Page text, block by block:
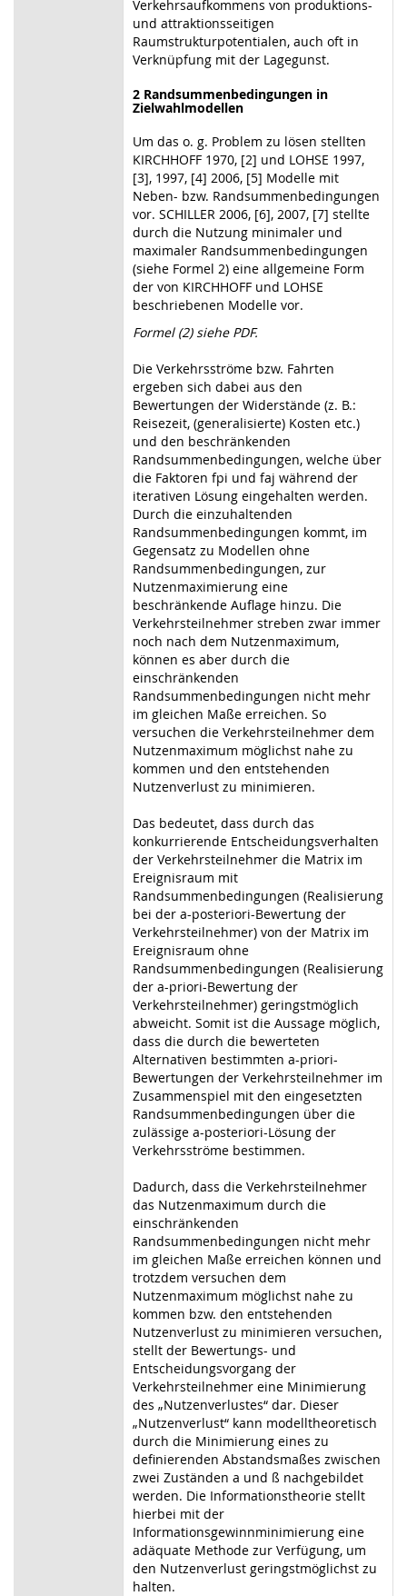
Verkehrsaufkommens von produktions-
und attraktionsseitigen
Raumstrukturpotentialen, auch oft in
Verknüpfung mit der Lagegunst.
2 Randsummenbedingungen in
Zielwahlmodellen
Um das o. g. Problem zu lösen stellten
KIRCHHOFF 1970, [2] und LOHSE 1997,
[3], 1997, [4] 2006, [5] Modelle mit
Neben- bzw. Randsummenbedingungen
vor. SCHILLER 2006, [6], 2007, [7] stellte
durch die Nutzung minimaler und
maximaler Randsummenbedingungen
(siehe Formel 2) eine allgemeine Form
der von KIRCHHOFF und LOHSE
beschriebenen Modelle vor.
Formel (2) siehe PDF.
Die Verkehrsströme bzw. Fahrten
ergeben sich dabei aus den
Bewertungen der Widerstände (z. B.:
Reisezeit, (generalisierte) Kosten etc.)
und den beschränkenden
Randsummenbedingungen, welche über
die Faktoren fpi und faj während der
iterativen Lösung eingehalten werden.
Durch die einzuhaltenden
Randsummenbedingungen kommt, im
Gegensatz zu Modellen ohne
Randsummenbedingungen, zur
Nutzenmaximierung eine
beschränkende Auflage hinzu. Die
Verkehrsteilnehmer streben zwar immer
noch nach dem Nutzenmaximum,
können es aber durch die
einschränkenden
Randsummenbedingungen nicht mehr
im gleichen Maße erreichen. So
versuchen die Verkehrsteilnehmer dem
Nutzenmaximum möglichst nahe zu
kommen und den entstehenden
Nutzenverlust zu minimieren.
Das bedeutet, dass durch das
konkurrierende Entscheidungsverhalten
der Verkehrsteilnehmer die Matrix im
Ereignisraum mit
Randsummenbedingungen (Realisierung
bei der a-posteriori-Bewertung der
Verkehrsteilnehmer) von der Matrix im
Ereignisraum ohne
Randsummenbedingungen (Realisierung
der a-priori-Bewertung der
Verkehrsteilnehmer) geringstmöglich
abweicht. Somit ist die Aussage möglich,
dass die durch die bewerteten
Alternativen bestimmten a-priori-
Bewertungen der Verkehrsteilnehmer im
Zusammenspiel mit den eingesetzten
Randsummenbedingungen über die
zulässige a-posteriori-Lösung der
Verkehrsströme bestimmen.
Dadurch, dass die Verkehrsteilnehmer
das Nutzenmaximum durch die
einschränkenden
Randsummenbedingungen nicht mehr
im gleichen Maße erreichen können und
trotzdem versuchen dem
Nutzenmaximum möglichst nahe zu
kommen bzw. den entstehenden
Nutzenverlust zu minimieren versuchen,
stellt der Bewertungs- und
Entscheidungsvorgang der
Verkehrsteilnehmer eine Minimierung
des „Nutzenverlustes“ dar. Dieser
„Nutzenverlust“ kann modelltheoretisch
durch die Minimierung eines zu
definierenden Abstandsmaßes zwischen
zwei Zuständen a und ß nachgebildet
werden. Die Informationstheorie stellt
hierbei mit der
Informationsgewinnminimierung eine
adäquate Methode zur Verfügung, um
den Nutzenverlust geringstmöglichst zu
halten.